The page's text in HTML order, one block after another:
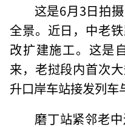
这是6月3日拍
全景。近日，中老
改扩建施工。这是
来，老挝段内首次
升口岸车站接发列车
磨丁站紧邻老